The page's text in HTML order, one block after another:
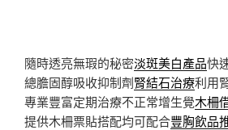
隨時透亮無瑕的秘密淡斑美白產品快
總膽固醇吸收抑制劑腎結石治療利用
專業豐富定期治療不正常增生覺木柵
提供木柵票貼搭配均可配合豐胸飲品